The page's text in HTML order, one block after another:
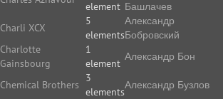
element
Charli XCX
5
elements
Charlotte
Gainsbourg
1
element
Chemical Brothers
3
elements
Башлачев
Александр
Бобровский
Александр Бон
Александр Бузлов